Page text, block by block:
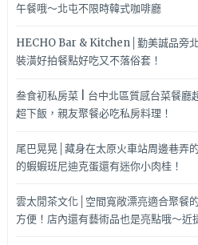
午餐哦～北屯不限時韓式咖啡廳
HECHO Bar & Kitchen│勤美誠品旁
裝潢好拍餐點好吃又不落俗套！
叁食初私房菜 | 台中北區質感台菜餐廳
超下飯，親友聚餐必吃私房料理！
尾巴晃晃│藏身在太原火車站周邊巷弄
的蝦蝦班尼迪克蛋還有迷你小肉桂！
雲太閒茶文化│空間寬敞漂亮適合聚餐
方便！店內還有藝術品也是亮點哦～近